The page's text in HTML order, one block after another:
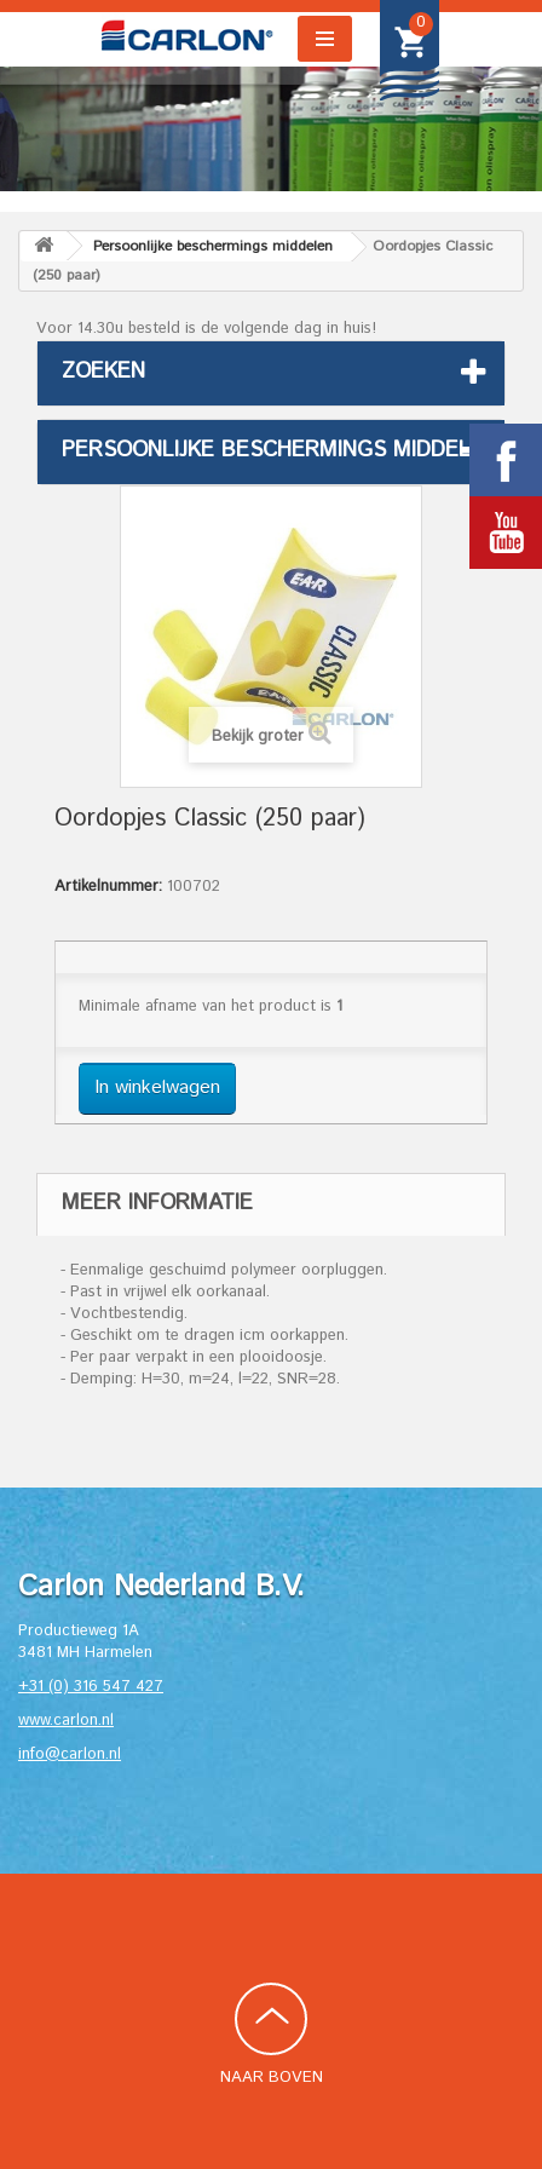
0
Persoonlijke beschermings middelen
Oordopjes Classic
(250 paar)
Voor 14.30u besteld is de volgende dag in huis!
ZOEKEN
PERSOONLIJKE BESCHERMINGS MIDDELEN
Bekijk groter
Oordopjes Classic (250 paar)
Artikelnummer: 100702
Minimale afname van het product is 1
In winkelwagen
MEER INFORMATIE
- Eenmalige geschuimd polymeer oorpluggen.
- Past in vrijwel elk oorkanaal.
- Vochtbestendig.
- Geschikt om te dragen icm oorkappen.
- Per paar verpakt in een plooidoosje.
- Demping: H=30, m=24, l=22, SNR=28.
Carlon Nederland B.V.
Productieweg 1A
3481 MH Harmelen
+31 (0) 316 547 427
www.carlon.nl
info@carlon.nl
NAAR BOVEN